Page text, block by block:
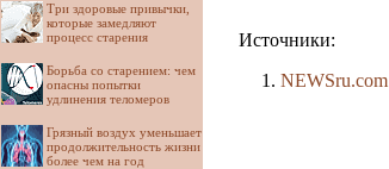
Три здоровые привычки,
которые замедляют
процесс старения
Борьба со старением: чем
опасны попытки
удлинения теломеров
Грязный воздух уменьшает
продолжительность жизни
более чем на год
Источники:
NEWSru.com